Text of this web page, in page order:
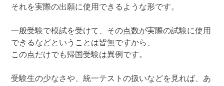
それを実際の出願に使用できるような形です。
一般受験で模試を受けて、その点数が実際の試験に使用
できるなどということは皆無ですから、
この点だけでも帰国受験は異例です。
受験生の少なさや、統一テストの扱いなどを見れば、あ